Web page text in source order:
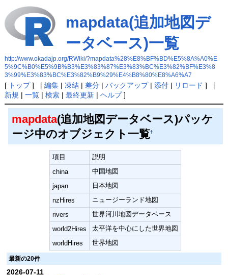
mapdata(追加地図デ
ータベース)一覧
http://www.okadajp.org/RWiki/?mapdata%28%E8%BF%BD%E5%8A%A0%E
5%9C%B0%E5%9B%B3%E3%83%87%E3%83%BC%E3%82%BF%E3%8
3%99%E3%83%BC%E3%82%B9%29%E4%B8%80%E8%A6%A7
[ トップ] [ 編集| 凍結| 差分| バックアップ| 添付| リロード ] [
新規 | 一覧| 検索| 最終更新| ヘルプ]
mapdata(追加地図データベース)パッケ
ージ中のオブジェクト一覧†
項目
説明
china
中国地図
japan
日本地図
nzHires
ニュージーランド地図
rivers
世界河川地図データベース
world2Hires
太平洋を中心にした世界地図
worldHires
世界地図
最新の20件
2026-07-11